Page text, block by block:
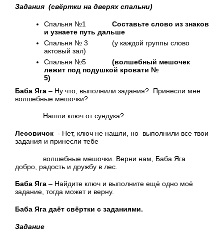
Задания (свёртки на дверях спальни)
Спальня №1 Составьте слово из знаков
и узнаете путь дальше
Спальня № 3 (у каждой группы слово
актовый зал)
Спальня №5 (волшебный мешочек
лежит под подушкой кровати №
5)
Баба Яга – Ну что, выполнили задания? Принесли мне
волшебные мешочки?
Нашли ключ от сундука?
Лесовичок - Нет, ключ не нашли, но выполнили все твои
задания и принесли тебе
волшебные мешочки. Верни нам, Баба Яга
добро, радость и дружбу в лес.
Баба Яга – Найдите ключ и выполните ещё одно моё
задание, тогда может и верну.
Баба Яга даёт свёртки с заданиями.
Задание